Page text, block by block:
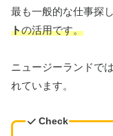
最も一般的な仕事探
トの活用です。
ニュージーランドで
れています。
Check